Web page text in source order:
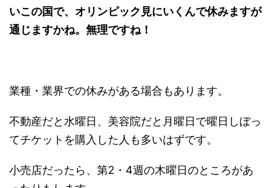
いこの国で、オリンピック見にいくんで休みますが
通じますかね。無理ですね！
業種・業界での休みがある場合もあります。
不動産だと水曜日、美容院だと月曜日で曜日しぼっ
てチケットを購入した人も多いはずです。
小売店だったら、第2・4週の木曜日のところがあ